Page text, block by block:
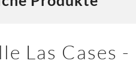
dem Papier. Und denken Sie
Las Cases